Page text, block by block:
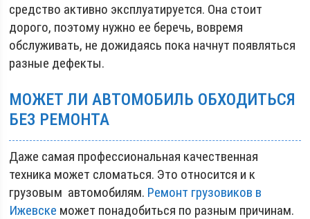
средство активно эксплуатируется. Она стоит
дорого, поэтому нужно ее беречь, вовремя
обслуживать, не дожидаясь пока начнут появляться
разные дефекты.
МОЖЕТ ЛИ АВТОМОБИЛЬ ОБХОДИТЬСЯ
БЕЗ РЕМОНТА
Даже самая профессиональная качественная
техника может сломаться. Это относится и к
грузовым автомобилям. Ремонт грузовиков в
Ижевске может понадобиться по разным причинам.